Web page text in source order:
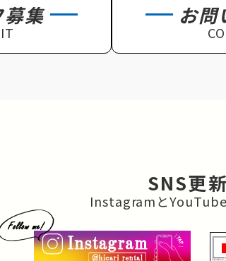
集 お問
SNS更
InstagramとYouTube